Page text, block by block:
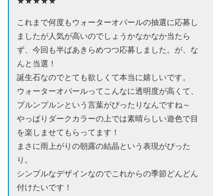
これまで何度もウォーターオパールの抽選に応募し
ましたが人気が高いのでしょうかなかなか当たら
ず、今回も半ばあきらめつつ応募しました。が、な
んと当選！
誕生石なのでとても欲しくて本当に嬉しいです。
ウォーターオパールってこんなに透明度が高くて、
プルンプルンという言葉がぴったりなんですね～
やっぱりダークカラーの上では素晴らしい遊色で目
を楽しませてもらってます！
まさに雨上がりの朝露の結晶という表現がぴった
り。
シンプルなデザインなのでこれからの季節どんどん
付けたいです！